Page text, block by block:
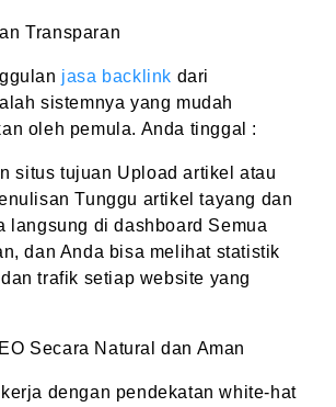
Transparan
jasa backlink dari
sistemnya yang mudah
oleh pemula. Anda tinggal :
situs tujuan Upload artikel atau
Tunggu artikel tayang dan
langsung di dashboard Semua
dan Anda bisa melihat statistik
trafik setiap website yang
Secara Natural dan Aman
dengan pendekatan white-hat